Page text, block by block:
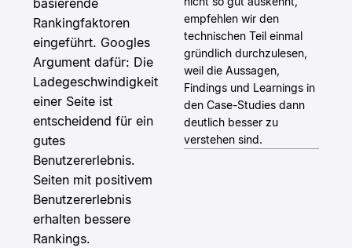
basierende
Rankingfaktoren
eingeführt. Googles
Argument dafür: Die
Ladegeschwindigkeit
einer Seite ist
entscheidend für ein
gutes
Benutzererlebnis.
Seiten mit positivem
Benutzererlebnis
erhalten bessere
Rankings.
empfehlen wir den
technischen Teil einmal
gründlich durchzulesen,
weil die Aussagen,
Findings und Learnings in
den Case-Studies dann
deutlich besser zu
verstehen sind.